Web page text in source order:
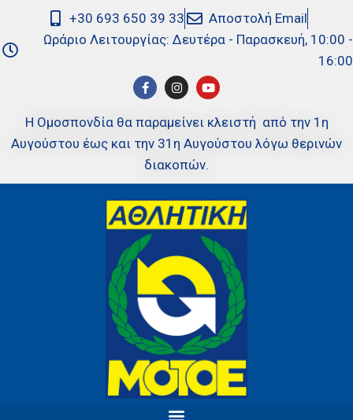
+30 693 650 39 33
Αποστολή Email
Ωράριο Λειτουργίας: Δευτέρα - Παρασκευή, 10:00 -
16:00
Η Ομοσπονδία θα παραμείνει κλειστή από την 1η
Αυγούστου έως και την 31η Αυγούστου λόγω θερινών
διακοπών.